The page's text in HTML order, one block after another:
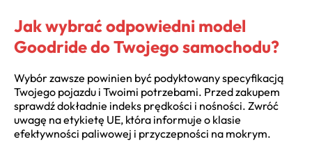
Jak wybrać odpowiedni model
Goodride do Twojego samochodu?
Wybór zawsze powinien być podyktowany specyfikacją
Twojego pojazdu i Twoimi potrzebami. Przed zakupem
sprawdź dokładnie indeks prędkości i nośności. Zwróć
uwagę na etykietę UE, która informuje o klasie
efektywności paliwowej i przyczepności na mokrym.